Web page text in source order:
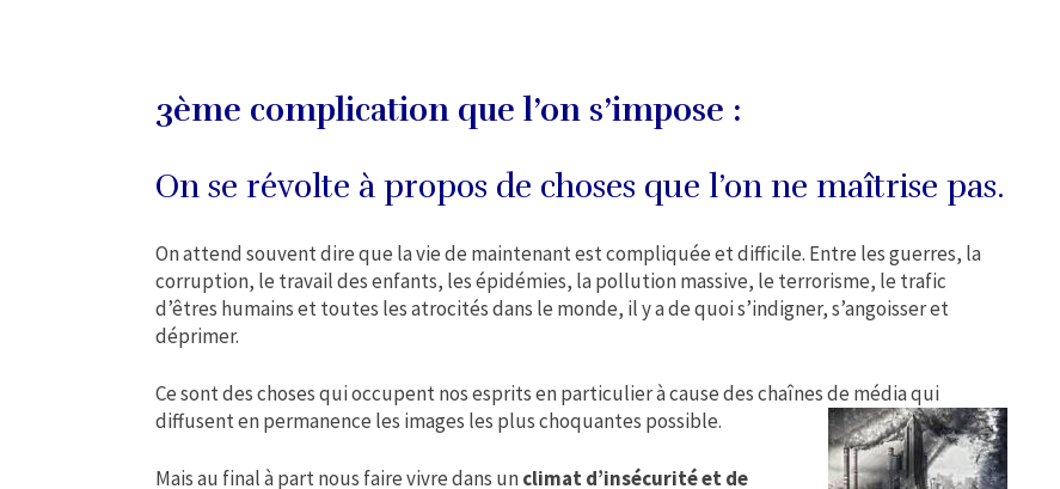
3ème complication que l’on s’impose :
On se révolte à propos de choses que l’on ne maîtrise pas.
On attend souvent dire que la vie de maintenant est compliquée et difficile. Entre les guerres, la
corruption, le travail des enfants, les épidémies, la pollution massive, le terrorisme, le trafic
d’êtres humains et toutes les atrocités dans le monde, il y a de quoi s’indigner, s’angoisser et
déprimer.
Ce sont des choses qui occupent nos esprits en particulier à cause des chaînes de média qui
diffusent en permanence les images les plus choquantes possible.
Mais au final à part nous faire vivre dans unclimat d’insécurité et de